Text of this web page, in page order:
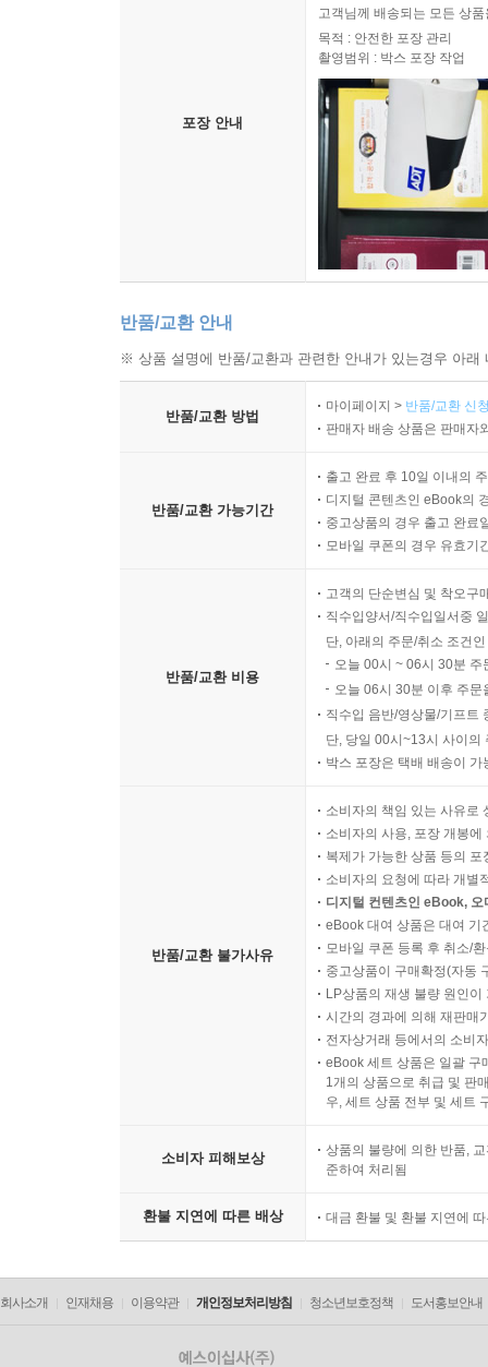
포장 안내
고객님께 배송되는 모든 상
목적 : 안전한 포장 관리
촬영범위 : 박스 포장 작업
반품/교환 안내
※ 상품 설명에 반품/교환과 관련한 안내가 있는경우 아
반품/교환 방법
마이페이지 > 반품/교환 신
판매자 배송 상품은 판매자
반품/교환 가능기간
출고 완료 후 10일 이내의
디지털 콘텐츠인 eBook의
중고상품의 경우 출고 완료
모바일 쿠폰의 경우 유효기
반품/교환 비용
고객의 단순변심 및 착오구
직수입양서/직수입일서중
단, 아래의 주문/취소 조건
오늘 00시 ~ 06시 30분
오늘 06시 30분 이후 주
직수입 음반/영상물/기프트
단, 당일 00시~13시 사이의
박스 포장은 택배 배송이
반품/교환 불가사유
소비자의 책임 있는 사유로
소비자의 사용, 포장 개봉
복제가 가능한 상품 등의
소비자의 요청에 따라 개별
디지털 컨텐츠인 eBook,
eBook 대여 상품은 대여 기
모바일 쿠폰 등록 후 취소/
중고상품이 구매확정(자동
LP상품의 재생 불량 원인
시간의 경과에 의해 재판매
전자상거래 등에서의 소비
eBook 세트 상품은 일괄 구
1개의 상품으로 취급 및 판
우, 세트 상품 전부 및 세트
소비자 피해보상
상품의 불량에 의한 반품,
준하여 처리됨
환불 지연에 따른 배상 대금 환불 및 환불 지연에
회사소개 인재채용 이용약관 개인정보처리방침 청소년보호정책 도서홍보안내